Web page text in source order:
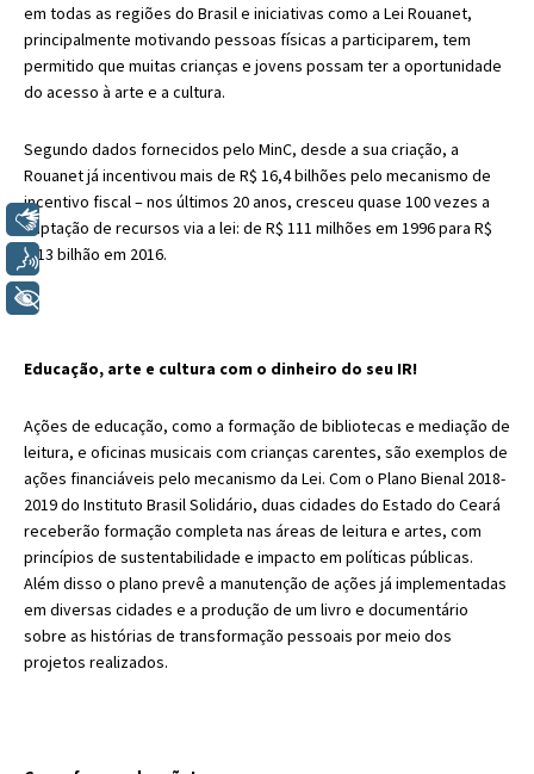
em todas as regiões do Brasil e iniciativas como a Lei Rouanet,
principalmente motivando pessoas físicas a participarem, tem
permitido que muitas crianças e jovens possam ter a oportunidade
do acesso à arte e a cultura.
Segundo dados fornecidos pelo MinC, desde a sua criação, a
Rouanet já incentivou mais de R$ 16,4 bilhões pelo mecanismo de
incentivo fiscal – nos últimos 20 anos, cresceu quase 100 vezes a
captação de recursos via a lei: de R$ 111 milhões em 1996 para R$
1,13 bilhão em 2016.
Educação, arte e cultura com o dinheiro do seu IR!
Ações de educação, como a formação de bibliotecas e mediação de
leitura, e oficinas musicais com crianças carentes, são exemplos de
ações financiáveis pelo mecanismo da Lei. Com o Plano Bienal 2018-
2019 do Instituto Brasil Solidário, duas cidades do Estado do Ceará
receberão formação completa nas áreas de leitura e artes, com
princípios de sustentabilidade e impacto em políticas públicas.
Além disso o plano prevê a manutenção de ações já implementadas
em diversas cidades e a produção de um livro e documentário
sobre as histórias de transformação pessoais por meio dos
projetos realizados.
Libras
Voz